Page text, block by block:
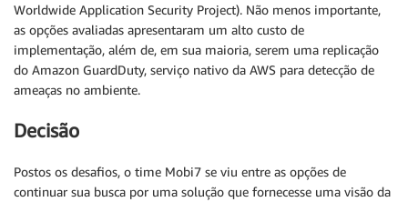
Worldwide Application Security Project). Não menos importante,
as opções avaliadas apresentaram um alto custo de
implementação, além de, em sua maioria, serem uma replicação
do Amazon GuardDuty, serviço nativo da AWS para detecção de
ameaças no ambiente.
Decisão
Postos os desafios, o time Mobi7 se viu entre as opções de
continuar sua busca por uma solução que fornecesse uma visão da